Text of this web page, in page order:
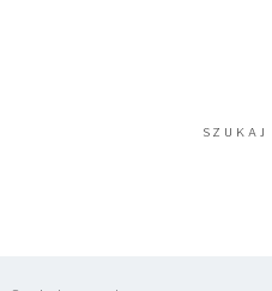
SZUKAJ